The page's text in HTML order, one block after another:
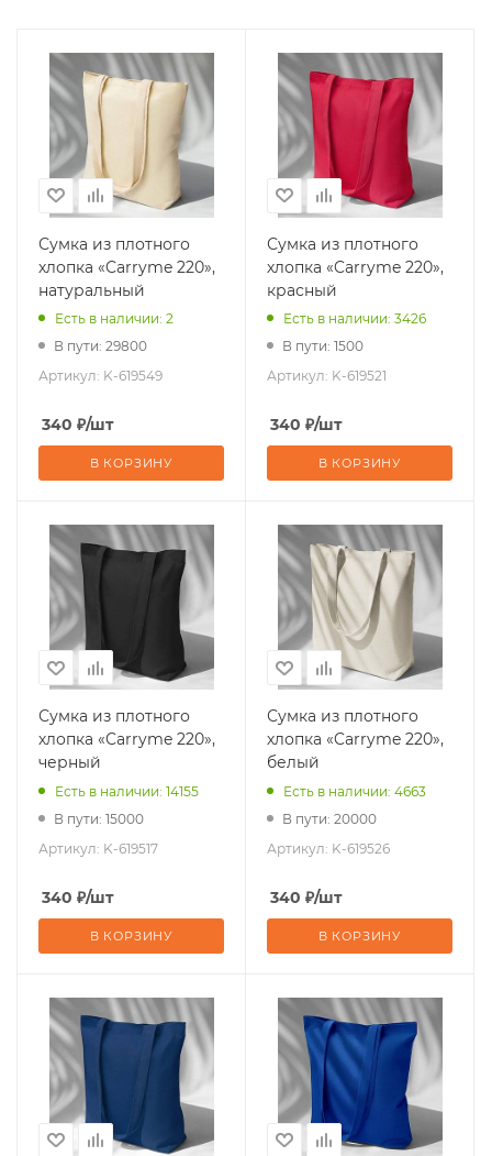
Сумка из плотного
хлопка «Carryme 220»,
натуральный
Есть в наличии: 2
В пути: 29800
Артикул: K-619549
340 ₽/шт
В КОРЗИНУ
Сумка из плотного
хлопка «Carryme 220»,
красный
Есть в наличии: 3426
В пути: 1500
Артикул: K-619521
340 ₽/шт
В КОРЗИНУ
Сумка из плотного
хлопка «Carryme 220»,
черный
Есть в наличии: 14155
В пути: 15000
Артикул: K-619517
340 ₽/шт
В КОРЗИНУ
Сумка из плотного
хлопка «Carryme 220»,
белый
Есть в наличии: 4663
В пути: 20000
Артикул: K-619526
340 ₽/шт
В КОРЗИНУ